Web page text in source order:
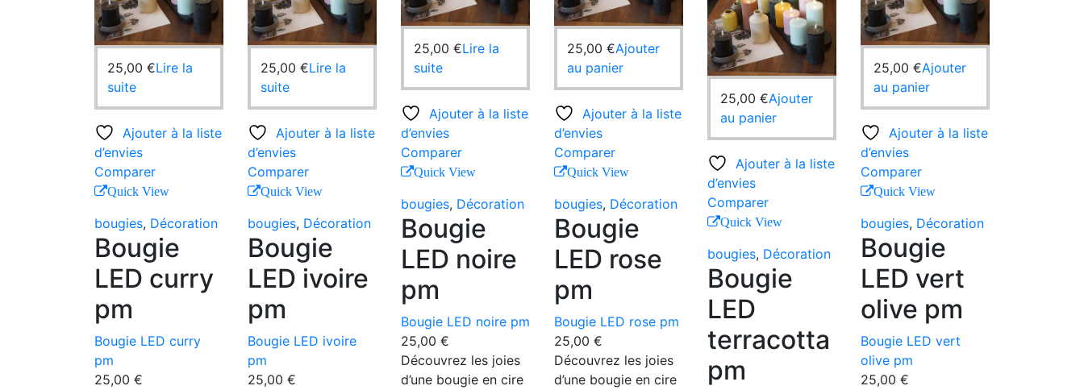
25,00 €Lire la
suite
Ajouter à la liste
d’envies
Comparer
Quick View
bougies, Décoration
Bougie
LED curry
pm
Bougie LED curry
pm
25,00 €
25,00 €Lire la
suite
Ajouter à la liste
d’envies
Comparer
Quick View
bougies, Décoration
Bougie
LED ivoire
pm
Bougie LED ivoire
pm
25,00 €
25,00 €Lire la
suite
Ajouter à la liste
d’envies
Comparer
Quick View
bougies, Décoration
Bougie
LED noire
pm
Bougie LED noire pm
25,00 €
Découvrez les joies
d’une bougie en cire
25,00 €Ajouter
au panier
Ajouter à la liste
d’envies
Comparer
Quick View
bougies, Décoration
Bougie
LED rose
pm
Bougie LED rose pm
25,00 €
Découvrez les joies
d’une bougie en cire
25,00 €Ajouter
au panier
Ajouter à la liste
d’envies
Comparer
Quick View
bougies, Décoration
Bougie
LED
terracotta
pm
25,00 €Ajouter
au panier
Ajouter à la liste
d’envies
Comparer
Quick View
bougies, Décoration
Bougie
LED vert
olive pm
Bougie LED vert
olive pm
25,00 €